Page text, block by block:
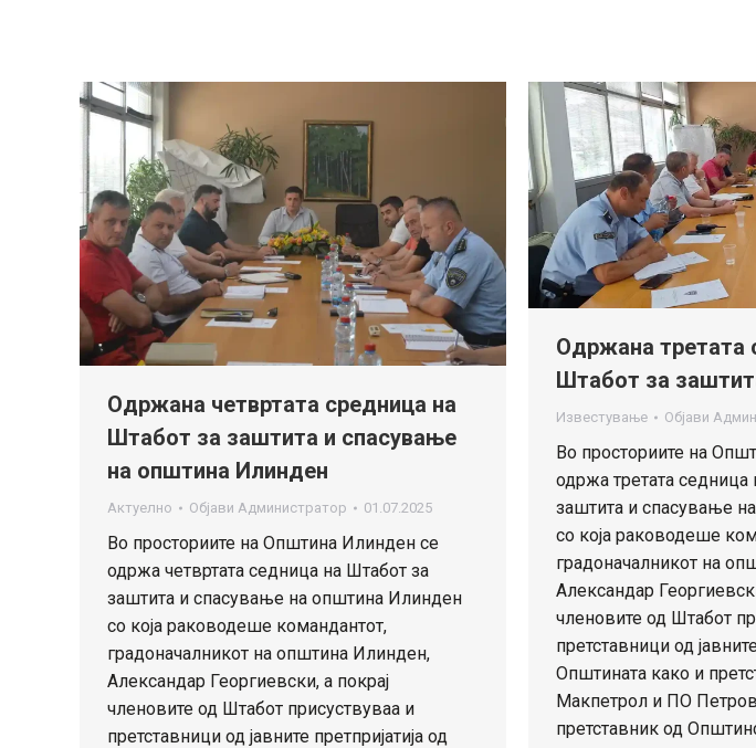
Одржана четвртата средница на
Штабот за заштита и спасување
на општина Илинден
Актуелно Објави Администратор 01.07.2025
Во просториите на Општина Илинден се
одржа четвртата седница на Штабот за
заштита и спасување на општина Илинден
со која раководеше командантот,
градоначалникот на општина Илинден,
Александар Георгиевски, а покрај
членовите од Штабот присуствуваа и
претставници од јавните претпријатија од
Одржана третата
Штабот за
Известување Објави
Во просториите на
одржа третата седница
заштита и спасување
со која раководеше
градоначалникот на
Александар
членовите од Штабот
претставници од
Општината како и
Макпетрол и ПО
претставник од